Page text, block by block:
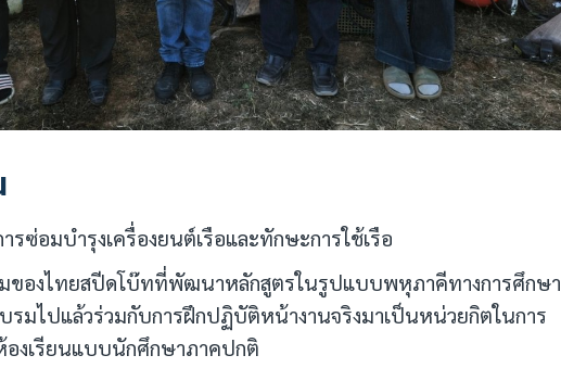
ซ่อมบำรุงเครื่องยนต์เรือและทักษะการใช้เรือ
ของไทยสปีดโบ๊ทที่พัฒนาหลักสูตรในรูปแบบพหุภาคีทางการศึกษา
รมไปแล้วร่วมกับการฝึกปฏิบัติหน้างานจริงมาเป็นหน่วยกิตในการ
องเรียนแบบนักศึกษาภาคปกติ